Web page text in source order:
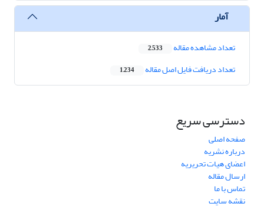
آمار
تعداد مشاهده مقاله 2,533
تعداد دریافت فایل اصل مقاله 1,234
دسترسی سریع
صفحه اصلی
درباره نشریه
اعضای هیات تحریریه
ارسال مقاله
تماس با ما
نقشه سایت